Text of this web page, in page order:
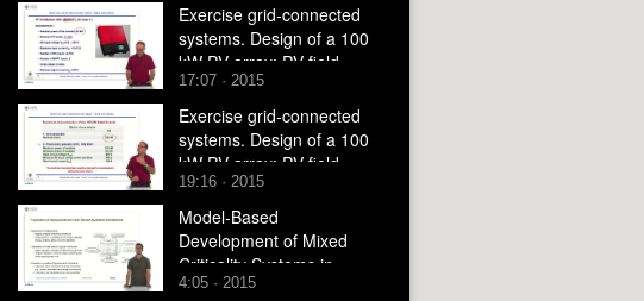
Exercise grid-connected
systems. Design of a 100
kW PV array: PV field
layout with a modular
inverter
17:07 · 2015
Exercise grid-connected
systems. Design of a 100
kW PV array: PV field
layout with a central
inverter
19:16 · 2015
Model-Based
Development of Mixed
Criticality Systems in
AutoFOCUS3 (3/3):
4:05 · 2015